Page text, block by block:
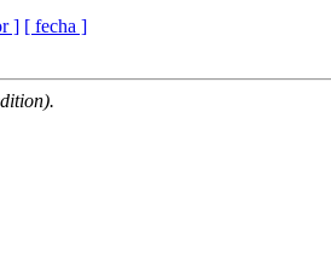
] [ fecha ]